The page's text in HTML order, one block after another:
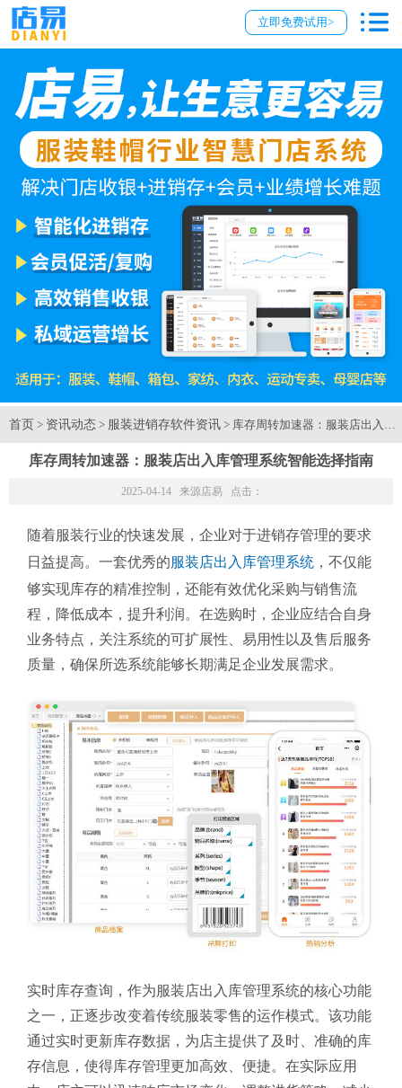
立即免费试用>
首页 > 资讯动态 > 服装进销存软件资讯 > 库存周转加速器：服装店出入库
库存周转加速器：服装店出入库管理系统智能选择指南
2025-04-14 来源店易 点击：
随着服装行业的快速发展，企业对于进销存管理的要求
日益提高。一套优秀的服装店出入库管理系统 ，不仅能
够实现库存的精准控制，还能有效优化采购与销售流
程，降低成本，提升利润。在选购时，企业应结合自身
业务特点，关注系统的可扩展性、易用性以及售后服务
质量，确保所选系统能够长期满足企业发展需求。
实时库存查询，作为服装店出入库管理系统的核心功能
之一，正逐步改变着传统服装零售的运作模式。该功能
通过实时更新库存数据，为店主提供了及时、准确的库
存信息，使得库存管理更加高效、便捷。在实际应用